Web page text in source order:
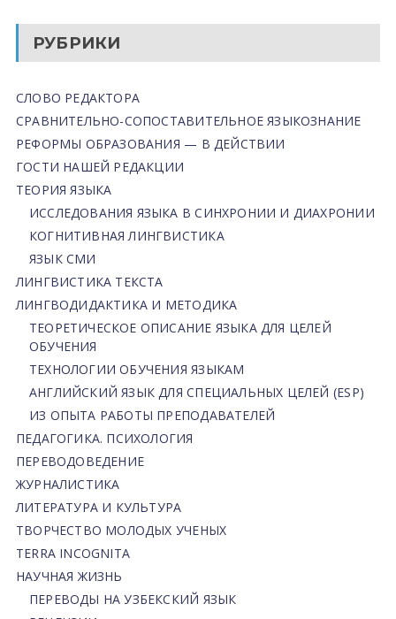
РУБРИКИ
СЛОВО РЕДАКТОРА
СРАВНИТЕЛЬНО-СОПОСТАВИТЕЛЬНОЕ ЯЗЫКОЗНАНИЕ
РЕФОРМЫ ОБРАЗОВАНИЯ — В ДЕЙСТВИИ
ГОСТИ НАШЕЙ РЕДАКЦИИ
ТЕОРИЯ ЯЗЫКА
ИССЛЕДОВАНИЯ ЯЗЫКА В СИНХРОНИИ И ДИАХРОНИИ
КОГНИТИВНАЯ ЛИНГВИСТИКА
ЯЗЫК СМИ
ЛИНГВИСТИКА ТЕКСТА
ЛИНГВОДИДАКТИКА И МЕТОДИКА
ТЕОРЕТИЧЕСКОЕ ОПИСАНИЕ ЯЗЫКА ДЛЯ ЦЕЛЕЙ
ОБУЧЕНИЯ
ТЕХНОЛОГИИ ОБУЧЕНИЯ ЯЗЫКАМ
АНГЛИЙСКИЙ ЯЗЫК ДЛЯ СПЕЦИАЛЬНЫХ ЦЕЛЕЙ (ESP)
ИЗ ОПЫТА РАБОТЫ ПРЕПОДАВАТЕЛЕЙ
ПЕДАГОГИКА. ПСИХОЛОГИЯ
ПЕРЕВОДОВЕДЕНИЕ
ЖУРНАЛИСТИКА
ЛИТЕРАТУРА И КУЛЬТУРА
ТВОРЧЕСТВО МОЛОДЫХ УЧЕНЫХ
TERRA INCOGNITA
НАУЧНАЯ ЖИЗНЬ
ПЕРЕВОДЫ НА УЗБЕКСКИЙ ЯЗЫК